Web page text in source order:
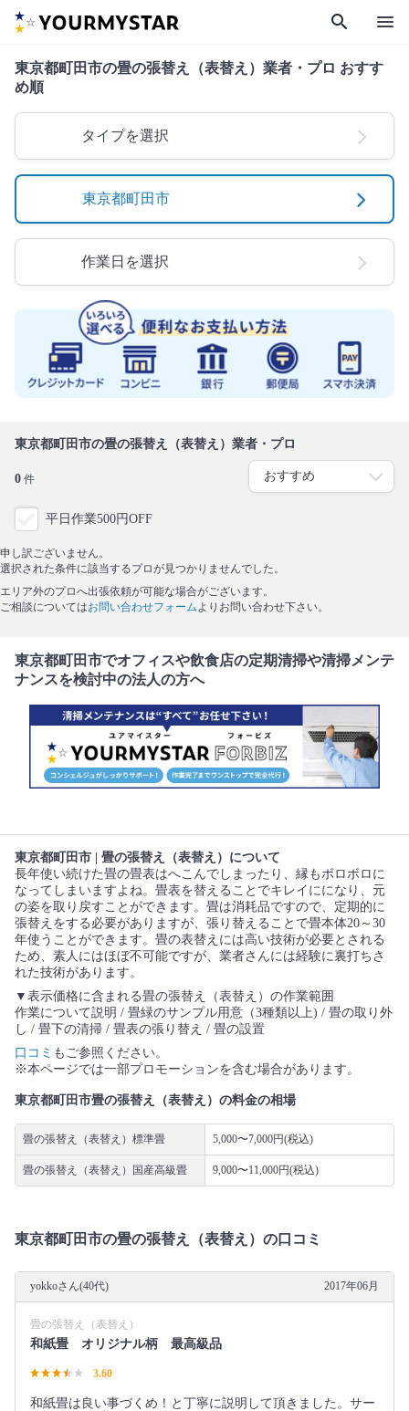
search menu
東京都町田市の畳の張替え（表替え）業者・プロ おすす
め順
タイプを選択
東京都町田市
作業日を選択
東京都町田市の畳の張替え（表替え）業者・プロ
0 件
平日作業500円OFF
申し訳ございません。
選択された条件に該当するプロが見つかりませんでした。
エリア外のプロへ出張依頼が可能な場合がございます。
ご相談についてはお問い合わせフォーム よりお問い合わせ下さい。
東京都町田市でオフィスや飲食店の定期清掃や清掃メンテ
ナンスを検討中の法人の方へ
東京都町田市 | 畳の張替え（表替え）について
長年使い続けた畳の畳表はへこんでしまったり、縁もボロボロに
なってしまいますよね。畳表を替えることでキレイにになり、元
の姿を取り戻すことができます。畳は消耗品ですので、定期的に
張替えをする必要がありますが、張り替えることで畳本体20～30
年使うことができます。畳の表替えには高い技術が必要とされる
ため、素人にはほぼ不可能ですが、業者さんには経験に裏打ちさ
れた技術があります。
▼表示価格に含まれる畳の張替え（表替え）の作業範囲
作業について説明 / 畳緑のサンプル用意（3種類以上) / 畳の取り外
し / 畳下の清掃 / 畳表の張り替え / 畳の設置
口コミ もご参照ください。
※本ページでは一部プロモーションを含む場合があります。
東京都町田市畳の張替え（表替え）の料金の相場
畳の張替え（表替え）標準畳 5,000〜7,000円(税込)
畳の張替え（表替え）国産高級畳 9,000〜11,000円(税込)
東京都町田市の畳の張替え（表替え）の口コミ
yokkoさん(40代) 2017年06月
畳の張替え（表替え）
和紙畳 オリジナル柄 最高級品
3.60
和紙畳は良い事づくめ！と丁寧に説明して頂きました。サー